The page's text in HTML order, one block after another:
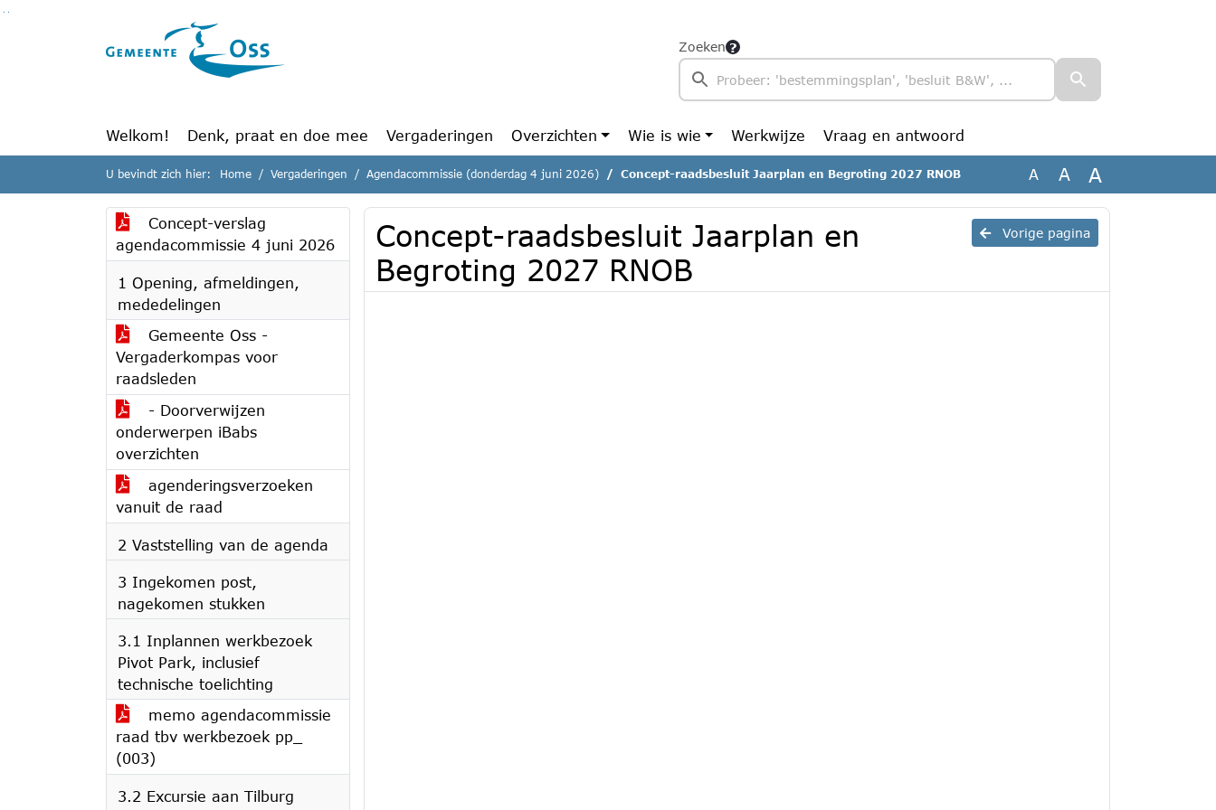
Ga naar de inhoud van deze pagina
Zoeken
Welkom! Denk, praat en doe mee Vergaderingen Overzichten Wie is wie Werkwijze Vraag en antwoord
U bevindt zich hier: Home Vergaderingen Agendacommissie (donderdag 4 juni 2026) Concept-raadsbesluit Jaarplan en Begroting 2027 RNOB A A A
Concept-verslag
agendacommissie 4 juni 2026
1 Opening, afmeldingen,
mededelingen
Gemeente Oss -
Vergaderkompas voor
raadsleden
- Doorverwijzen
onderwerpen iBabs
overzichten
agenderingsverzoeken
vanuit de raad
2 Vaststelling van de agenda
3 Ingekomen post,
nagekomen stukken
3.1 Inplannen werkbezoek
Pivot Park, inclusief
technische toelichting
memo agendacommissie
raad tbv werkbezoek pp_
(003)
3.2 Excursie aan Tilburg
Vorige pagina
Concept-raadsbesluit Jaarplan en
Begroting 2027 RNOB